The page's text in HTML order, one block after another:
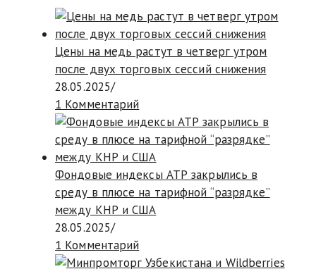
Цены на медь растут в четверг утром
после двух торговых сессий снижения
28.05.2025/
1 Комментарий
Фондовые индексы АТР закрылись в
среду в плюсе на тарифной “разрядке”
между КНР и США
28.05.2025/
1 Комментарий